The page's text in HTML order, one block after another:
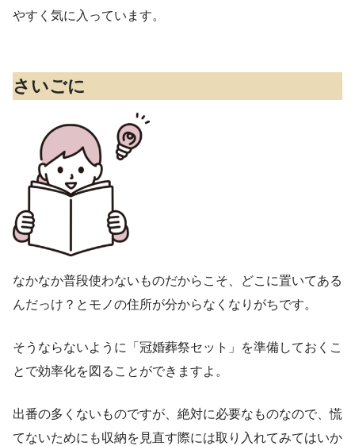
やすく気に入っています。
さいごに
なかなか普段使わないものだからこそ、どこに置いてある
んだっけ？とモノの住所が分からなくなりがちです。
そうならないように「冠婚葬祭セット」を準備しておくこ
とで効率化を図ることができますよ。
出番の多くないものですが、絶対に必要なものなので、慌
てないためにも収納を見直す際には取り入れてみてはいか